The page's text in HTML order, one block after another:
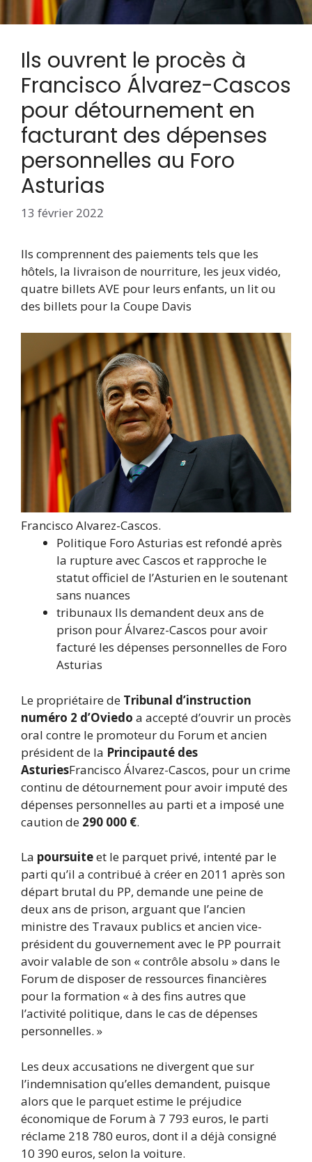
Ils ouvrent le procès à
Francisco Álvarez-Cascos
pour détournement en
facturant des dépenses
personnelles au Foro
Asturias
13 février 2022
Ils comprennent des paiements tels que les
hôtels, la livraison de nourriture, les jeux vidéo,
quatre billets AVE pour leurs enfants, un lit ou
des billets pour la Coupe Davis
Francisco Alvarez-Cascos.
Politique Foro Asturias est refondé après
la rupture avec Cascos et rapproche le
statut officiel de l’Asturien en le soutenant
sans nuances
tribunaux Ils demandent deux ans de
prison pour Álvarez-Cascos pour avoir
facturé les dépenses personnelles de Foro
Asturias
Le propriétaire de Tribunal d’instruction
numéro 2 d’Oviedo a accepté d’ouvrir un procès
oral contre le promoteur du Forum et ancien
président de la Principauté des
AsturiesFrancisco Álvarez-Cascos, pour un crime
continu de détournement pour avoir imputé des
dépenses personnelles au parti et a imposé une
caution de 290 000 €.
La poursuiteet le parquet privé, intenté par le
parti qu’il a contribué à créer en 2011 après son
départ brutal du PP, demande une peine de
deux ans de prison, arguant que l’ancien
ministre des Travaux publics et ancien vice-
président du gouvernement avec le PP pourrait
avoir valable de son « contrôle absolu » dans le
Forum de disposer de ressources financières
pour la formation « à des fins autres que
l’activité politique, dans le cas de dépenses
personnelles. »
Les deux accusations ne divergent que sur
l’indemnisation qu’elles demandent, puisque
alors que le parquet estime le préjudice
économique de Forum à 7 793 euros, le parti
réclame 218 780 euros, dont il a déjà consigné
10 390 euros, selon la voiture.